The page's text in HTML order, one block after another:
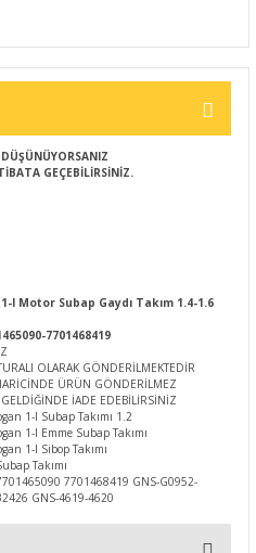
GEÇEBİLİRSİNİZ.
I Motor Subap Gaydı Takım 1.4-1.6
7701468419
OLARAK GÖNDERİLMEKTEDİR
ÜRÜN GÖNDERİLMEZ
İADE EDEBİLİRSİNİZ
1-I Subap Takımı 1.2
1-I Emme Subap Takımı
1-I Sibop Takımı
Takımı
7701468419 GNS-G0952-
GNS-4619-4620